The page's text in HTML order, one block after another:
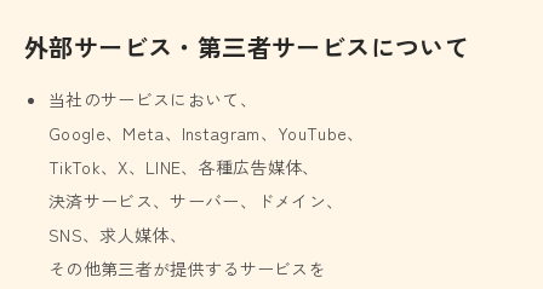
外部サービス・第三者サービスについて
当社のサービスにおいて、
Google、Meta、Instagram、YouTube、
TikTok、X、LINE、各種広告媒体、
決済サービス、サーバー、ドメイン、
SNS、求人媒体、
その他第三者が提供するサービスを